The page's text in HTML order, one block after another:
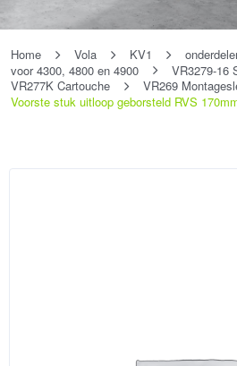
Home Vola KV1
voor 4300, 4800 en 4900
VR3279-16
VR277K Cartouche
VR269
Voorste stuk uitloop geborsteld RVS